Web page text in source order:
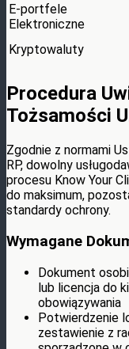
E-portfele
Elektroniczne
Kryptowaluty
Procedura
Tożsamości
Zgodnie z normami
RP, dowolny
procesu Know Your
do maksimum,
standardy ochrony.
Wymagane
Dokument
lub licencja do
obowiązywania
Potwierdzenie
zestawienie z